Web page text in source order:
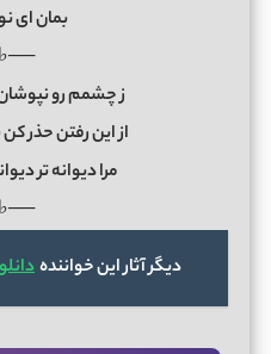
بمان ای
ز چشمم رو
از این رفتن حذر
مرا دیوانه تر
دیگر آثار این خواننده